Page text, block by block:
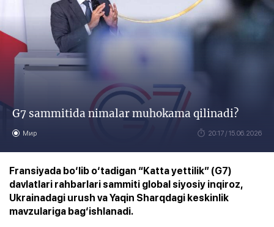
G7 sammitida nimalar muhokama qilinadi?
Мир 20:17 / 15.06.2026
Fransiyada bo‘lib o‘tadigan “Katta yettilik” (G7)
davlatlari rahbarlari sammiti global siyosiy inqiroz,
Ukrainadagi urush va Yaqin Sharqdagi keskinlik
mavzulariga bag‘ishlanadi.